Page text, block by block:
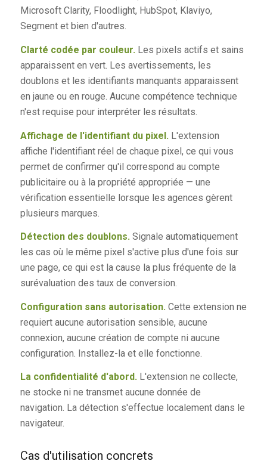
Microsoft Clarity, Floodlight, HubSpot, Klaviyo,
Segment et bien d'autres.
Clarté codée par couleur.Les pixels actifs et sains
apparaissent en vert. Les avertissements, les
doublons et les identifiants manquants apparaissent
en jaune ou en rouge. Aucune compétence technique
n'est requise pour interpréter les résultats.
Affichage de l'identifiant du pixel. L'extension
affiche l'identifiant réel de chaque pixel, ce qui vous
permet de confirmer qu'il correspond au compte
publicitaire ou à la propriété appropriée — une
vérification essentielle lorsque les agences gèrent
plusieurs marques.
Détection des doublons.Signale automatiquement
les cas où le même pixel s'active plus d'une fois sur
une page, ce qui est la cause la plus fréquente de la
surévaluation des taux de conversion.
Configuration sans autorisation. Cette extension ne
requiert aucune autorisation sensible, aucune
connexion, aucune création de compte ni aucune
configuration. Installez-la et elle fonctionne.
La confidentialité d'abord.L'extension ne collecte,
ne stocke ni ne transmet aucune donnée de
navigation. La détection s'effectue localement dans le
navigateur.
Cas d'utilisation concrets